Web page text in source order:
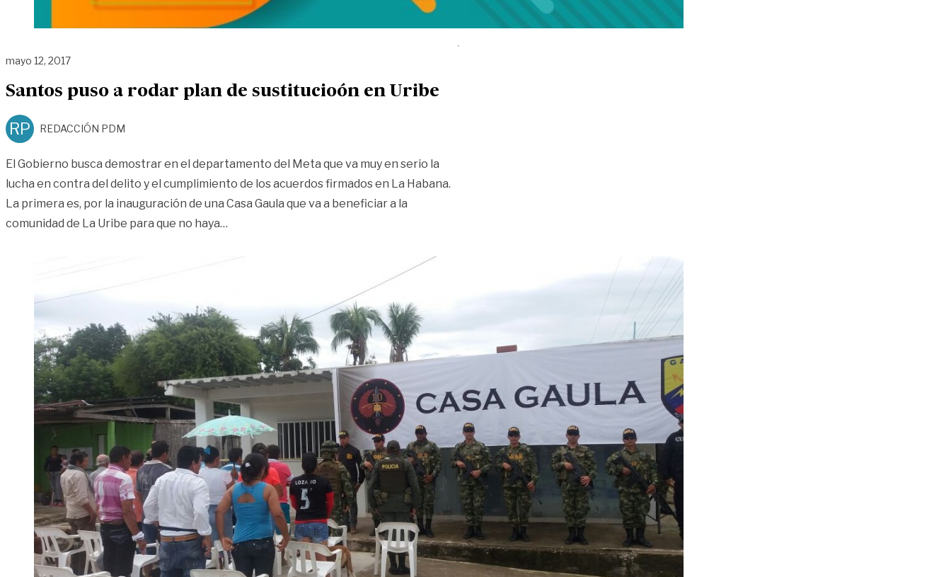
mayo 12, 2017
Santos puso a rodar plan de sustitucioón en Uribe
RP REDACCIÓN PDM
El Gobierno busca demostrar en el departamento del Meta que va muy en serio la
lucha en contra del delito y el cumplimiento de los acuerdos firmados en La Habana.
La primera es, por la inauguración de una Casa Gaula que va a beneficiar a la
comunidad de La Uribe para que no haya…